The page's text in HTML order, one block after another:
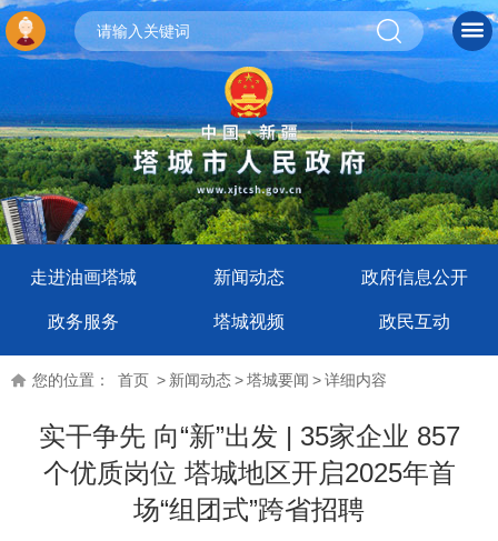
走进油画塔城 新闻动态 政府信息公开
政务服务 塔城视频 政民互动
您的位置： 首页 > 新闻动态>塔城要闻 >详细内容
实干争先 向“新”出发 | 35家企业 857
个优质岗位 塔城地区开启2025年首
场“组团式”跨省招聘